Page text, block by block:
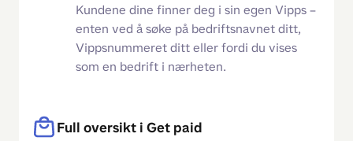
Kundene dine finner deg i sin egen Vipps –
enten ved å søke på bedriftsnavnet ditt,
Vippsnummeret ditt eller fordi du vises
som en bedrift i nærheten.
Full oversikt i Get paid